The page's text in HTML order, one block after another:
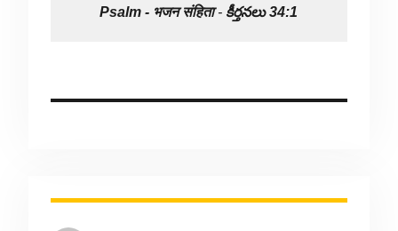
Psalm - भजन संहिता- కీర్తనలు 34:1